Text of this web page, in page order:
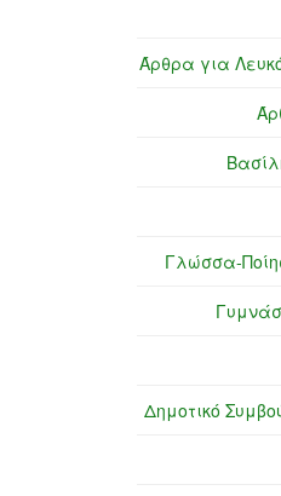
Άρθρα για
Γλώσσα-
Δημοτικό